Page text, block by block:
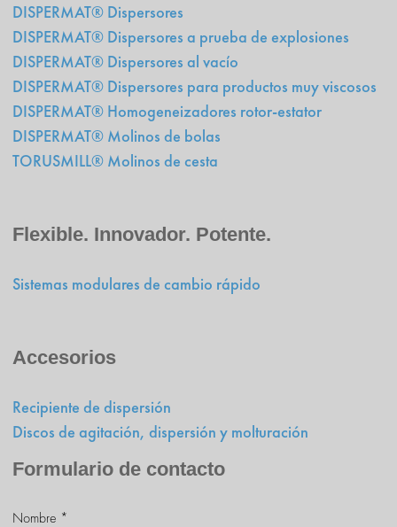
DISPERMAT® Dispersores
DISPERMAT® Dispersores a prueba de explosiones
DISPERMAT® Dispersores al vacío
DISPERMAT® Dispersores para productos muy viscosos
DISPERMAT® Homogeneizadores rotor-estator
DISPERMAT® Molinos de bolas
TORUSMILL® Molinos de cesta
Flexible. Innovador. Potente.
Sistemas modulares de cambio rápido
Accesorios
Recipiente de dispersión
Discos de agitación, dispersión y molturación
Formulario de contacto
Nombre *